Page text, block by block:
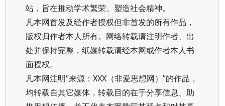
站，旨在推动学术繁荣、塑造社会精神。
凡本网首发及经作者授权但非首发的所有作品，
版权归作者本人所有。网络转载请注明作者、出
处并保持完整，纸媒转载请经本网或作者本人书
面授权。
凡本网注明“来源：XXX（非爱思想网）”的作品，
均转载自其它媒体，转载目的在于分享信息、助